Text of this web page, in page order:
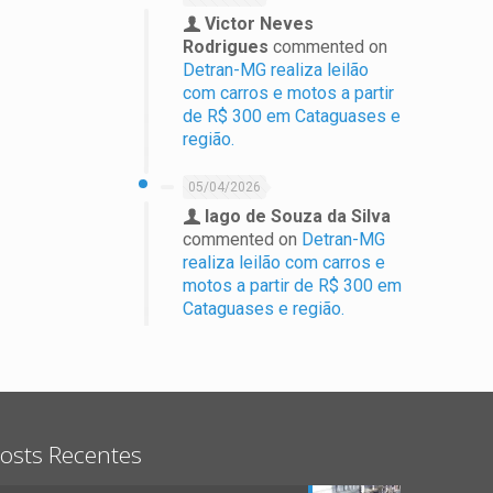
Victor Neves
Rodrigues commented on
Detran-MG realiza leilão
com carros e motos a partir
de R$ 300 em Cataguases e
região.
05/04/2026
Iago de Souza da Silva
commented on Detran-MG
realiza leilão com carros e
motos a partir de R$ 300 em
Cataguases e região.
Recentes